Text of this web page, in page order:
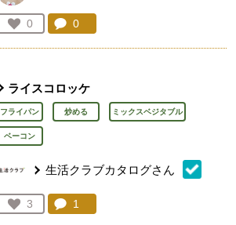
お気に入り登録：
0
人が登録
コメント：
0
ライスコロッケ
フライパン 炒める ミックスベジタブル
ベーコン
生活クラブカタログさん
お気に入り登録：
3
人が登録
コメント：
1